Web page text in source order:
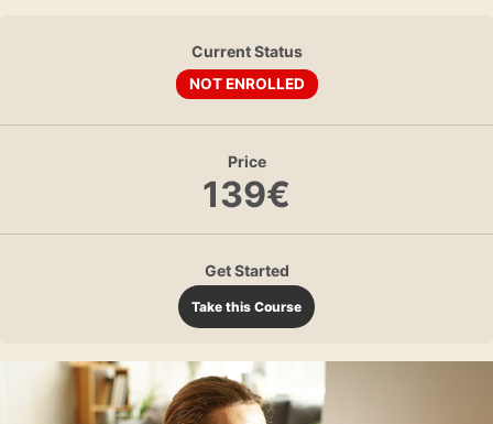
Current Status
NOT ENROLLED
Price
139€
Get Started
Take this Course